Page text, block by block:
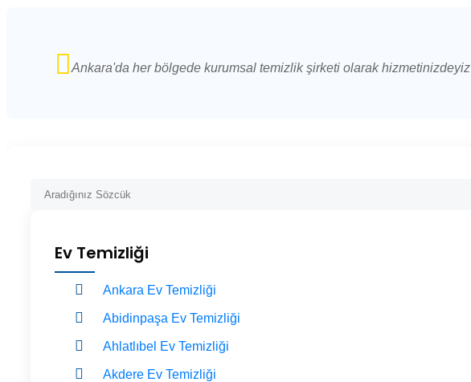
Ankara'da her bölgede kurumsal temizlik şirketi olarak hizmetinizdeyiz
Ev Temizliği
Ankara Ev Temizliği
Abidinpaşa Ev Temizliği
Ahlatlıbel Ev Temizliği
Akdere Ev Temizliği